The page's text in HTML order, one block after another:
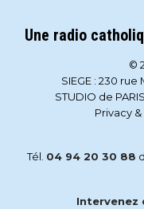
Une radio
©
SIEGE : 230
STUDIO de
Privacy
Tél. 04 94 20 30 88
Intervenez